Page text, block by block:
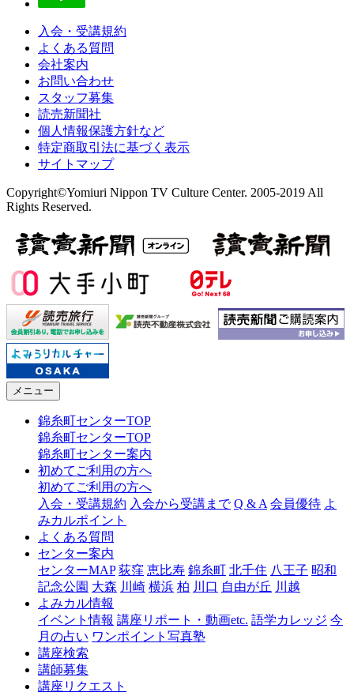
入会・受講規約
よくある質問
会社案内
お問い合わせ
スタッフ募集
読売新聞社
個人情報保護方針など
特定商取引法に基づく表示
サイトマップ
Copyright©Yomiuri Nippon TV Culture Center. 2005-2019 All
Rights Reserved.
メニュー
錦糸町センターTOP
錦糸町センターTOP
錦糸町センター案内
初めてご利用の方へ
初めてご利用の方へ
入会・受講規約 入会から受講まで Q & A 会員優待 よ
みカルポイント
よくある質問
センター案内
センターMAP 荻窪 恵比寿 錦糸町 北千住 八王子 昭和
記念公園 大森 川崎 横浜 柏 川口 自由が丘 川越
よみカル情報
イベント情報 講座リポート・動画etc. 語学カレッジ 今
月の占い ワンポイント写真塾
講座検索
講師募集
講座リクエスト